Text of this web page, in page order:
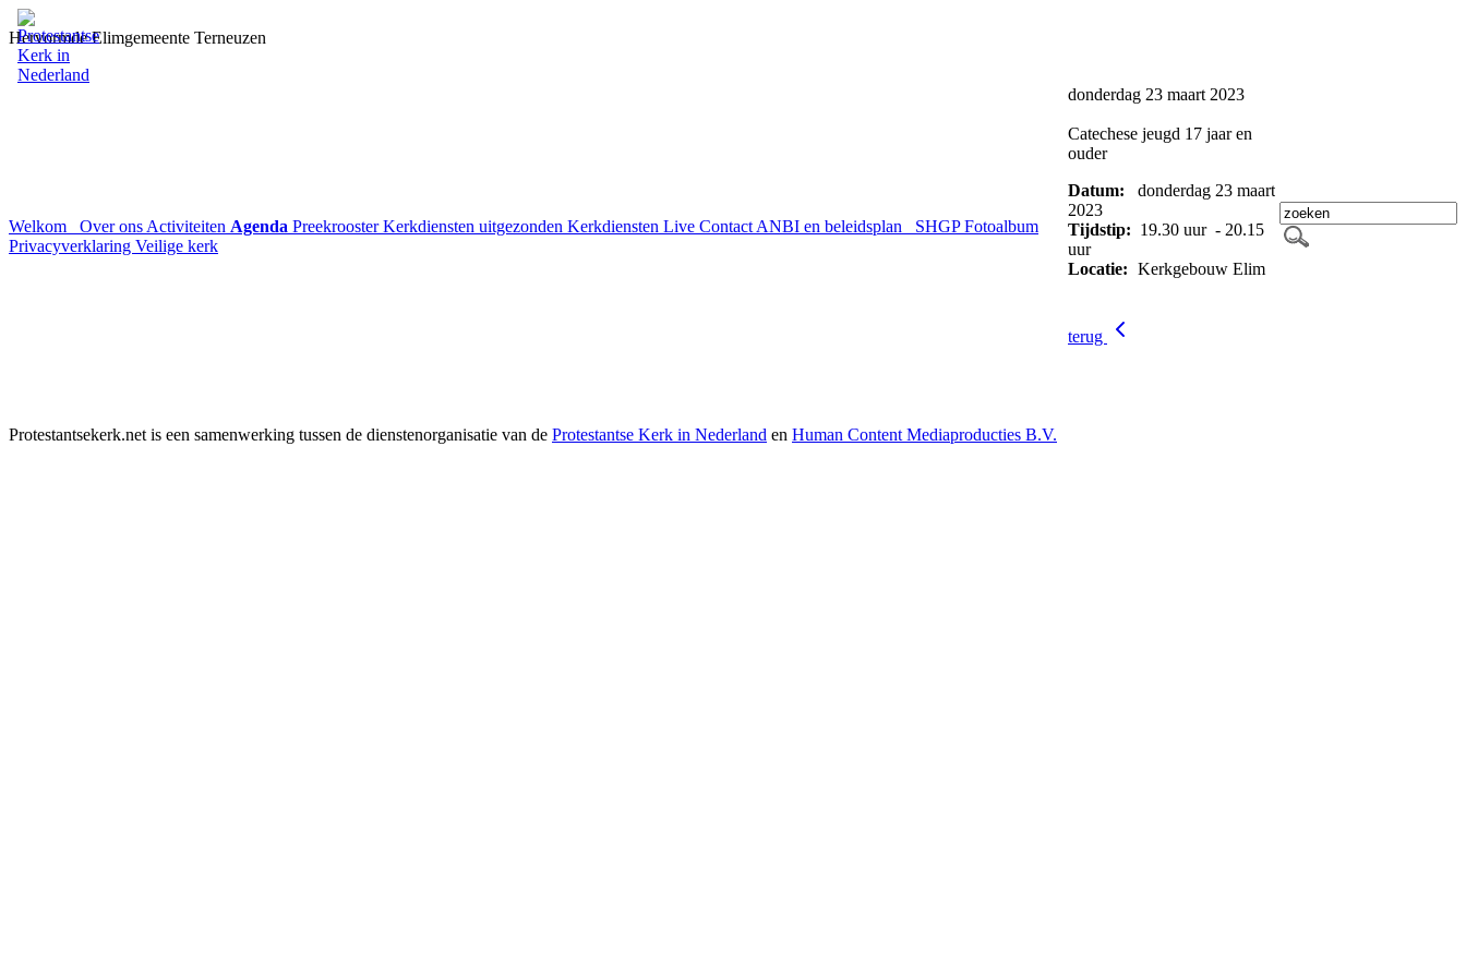
Hervormde Elimgemeente Terneuzen
Welkom Over ons Activiteiten Agenda PreekroosterKerkdiensten uitgezonden Kerkdiensten Live Contact ANBI en beleidsplan SHGPFotoalbum
Privacyverklaring Veilige kerk
donderdag 23 maart 2023
Catechese jeugd 17 jaar en
ouder
Datum:
donderdag 23 maart
2023
Tijdstip: 19.30 uur - 20.15
uur
Locatie: Kerkgebouw Elim
terug
Protestantsekerk.net is een samenwerking tussen de dienstenorganisatie van de Protestantse Kerk in Nederland en Human Content Mediaproducties B.V.